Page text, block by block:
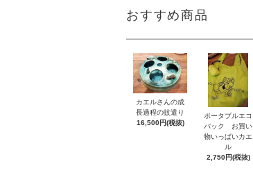
おすすめ商品
カエルさんの成
長過程の蚊遣り
16,500円(税抜)
ポータブルエコ
バック お買い
物いっぱいカエ
ル
2,750円(税抜)